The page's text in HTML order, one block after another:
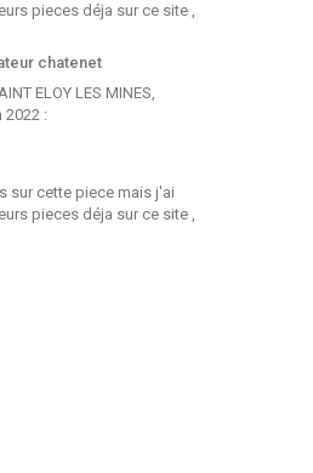
pieces déja sur ce site ,
chatenet
ELOY LES MINES,
2022 :
sur cette piece mais j'ai
pieces déja sur ce site ,